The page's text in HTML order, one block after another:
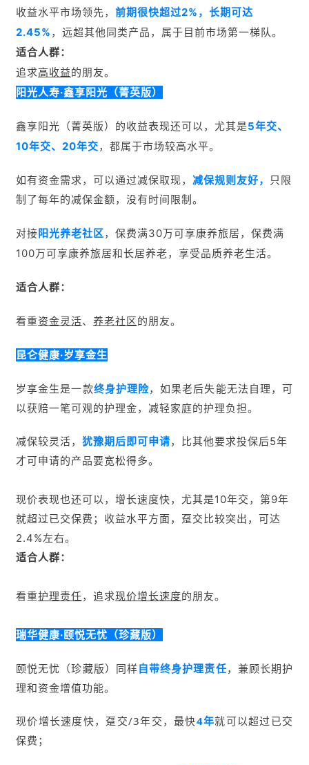
收益水平市场领先， 前期很快超过2%，长期可达
2.45% ，远超其他同类产品，属于目前市场第一梯队。
适合人群：
追求高收益的朋友。
阳光人寿·鑫享阳光（菁英版）
鑫享阳光（菁英版）的收益表现还可以，尤其是5年交、
10年交、20年交，都属于市场较高水平。
如有资金需求，可以通过减保取现， 减保规则友好， 只限
制了每年的减保金额，没有时间限制。
对接阳光养老社区，保费满30万可享康养旅居，保费满
100万可享康养旅居和长居养老，享受品质养老生活。
适合人群：
看重资金灵活、 养老社区的朋友。
昆仑健康·岁享金生
岁享金生是一款终身护理险，如果老后失能无法自理，可
以获赔一笔可观的护理金，减轻家庭的护理负担。
减保较灵活， 犹豫期后即可申请，比其他要求投保后5年
才可申请的产品要宽松得多。
现价表现也还可以，增长速度快，尤其是10年交，第9年
就超过已交保费；收益水平方面，趸交比较突出，可达
2.4%左右。
适合人群：
看重护理责任，追求现价增长速度的朋友。
瑞华健康·颐悦无忧（珍藏版）
颐悦无忧（珍藏版）同样自带终身护理责任， 兼顾长期护
理和资金增值功能。
现价增长速度快，趸交/3年交，最快4年就可以超过已交
保费；